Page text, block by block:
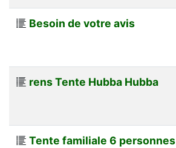
Besoin de votre avis
rens Tente Hubba Hubba
Tente familiale 6 personnes